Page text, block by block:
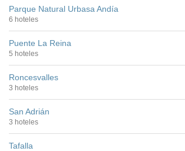
Parque Natural Urbasa Andía
6 hoteles
Puente La Reina
5 hoteles
Roncesvalles
3 hoteles
San Adrián
3 hoteles
Tafalla